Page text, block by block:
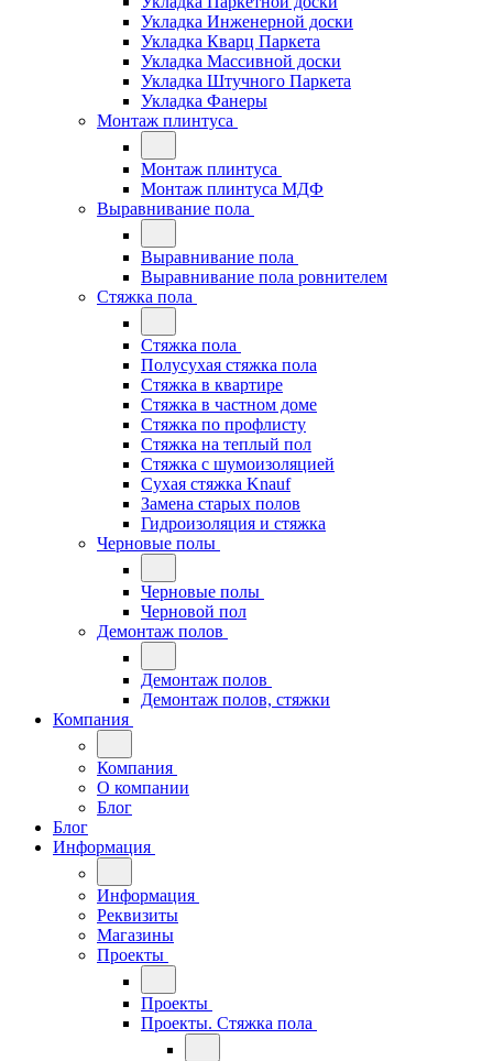
Укладка Инженерной доски
Укладка Кварц Паркета
Укладка Массивной доски
Укладка Штучного Паркета
Укладка Фанеры
Монтаж плинтуса
Монтаж плинтуса
Монтаж плинтуса МДФ
Выравнивание пола
Выравнивание пола
Выравнивание пола ровнителем
Стяжка пола
Стяжка пола
Полусухая стяжка пола
Стяжка в квартире
Стяжка в частном доме
Стяжка по профлисту
Стяжка на теплый пол
Стяжка с шумоизоляцией
Сухая стяжка Knauf
Замена старых полов
Гидроизоляция и стяжка
Черновые полы
Черновые полы
Черновой пол
Демонтаж полов
Демонтаж полов
Демонтаж полов, стяжки
Компания
Компания
О компании
Блог
Блог
Информация
Информация
Реквизиты
Магазины
Проекты
Проекты
Проекты. Стяжка пола